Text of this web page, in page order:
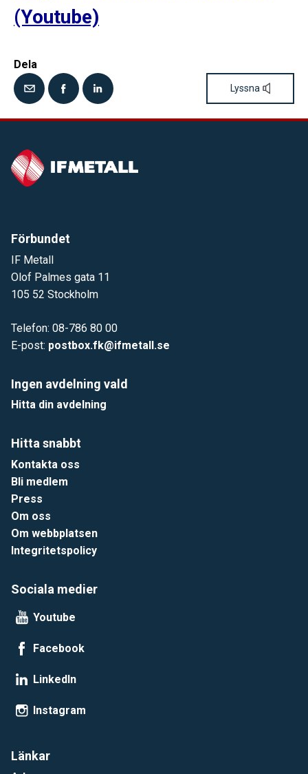
(Youtube)
Dela
Lyssna
Förbundet
IF Metall
Olof Palmes gata 11
105 52 Stockholm
Telefon: 08-786 80 00
E-post: postbox.fk@ifmetall.se
Ingen avdelning vald
Hitta din avdelning
Hitta snabbt
Kontakta oss
Bli medlem
Press
Om oss
Om webbplatsen
Integritetspolicy
Sociala medier
Youtube
Facebook
LinkedIn
Instagram
Länkar